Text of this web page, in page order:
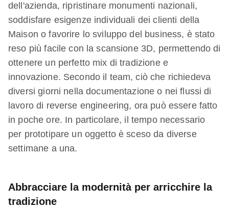
dell'azienda, ripristinare monumenti nazionali,
soddisfare esigenze individuali dei clienti della
Maison o favorire lo sviluppo del business, è stato
reso più facile con la scansione 3D, permettendo di
ottenere un perfetto mix di tradizione e
innovazione. Secondo il team, ciò che richiedeva
diversi giorni nella documentazione o nei flussi di
lavoro di reverse engineering, ora può essere fatto
in poche ore. In particolare, il tempo necessario
per prototipare un oggetto è sceso da diverse
settimane a una.
Abbracciare la modernità per arricchire la
tradizione